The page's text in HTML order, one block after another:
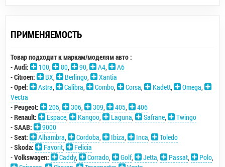
ПРИМЕНЯЕМОСТЬ
Товар подходит к маркам/моделям авто :
-Audi: 100 80 90 A4
A6
-Citroen: BX Berlingo
Xantia
-Opel: Astra Calibra Combo Corsa Kadett Omega
Vectra
-Peugeot: 205 306 309 405
406
-Renault: Espace Kangoo Laguna Safrane
Twingo
-SAAB:
9000
-Seat: Alhambra Cordoba Ibiza Inca
Toledo
-Skoda: Favorit
Felicia
-Volkswagen: Caddy, Corrado Golf, Jetta Passat Polo